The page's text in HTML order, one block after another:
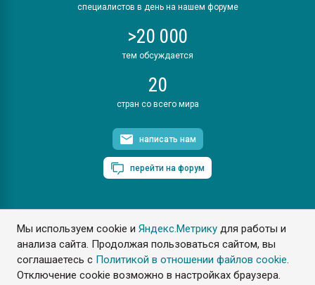
Мы используем cookie иЯндекс.Метрику для работы и
анализа сайта. Продолжая пользоваться сайтом, вы
соглашаетесь с Политикой в отношении файлов cookie.
Отключение cookie возможно в настройках браузера.
специалистов в день на нашем форуме
>20 000
тем обсуждается
20
стран со всего мира
написать нам
перейти на форум
ПластЭксперт © 2006. Все права защищены
Разрешается копирование материалов сайта с обязательной
ссылкой на www.e-plastic.ru
Разработка сайта